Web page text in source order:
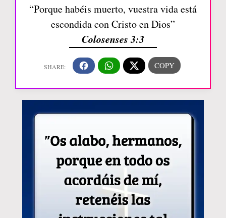
“Porque habéis muerto, vuestra vida está
escondida con Cristo en Dios”
Colosenses 3:3